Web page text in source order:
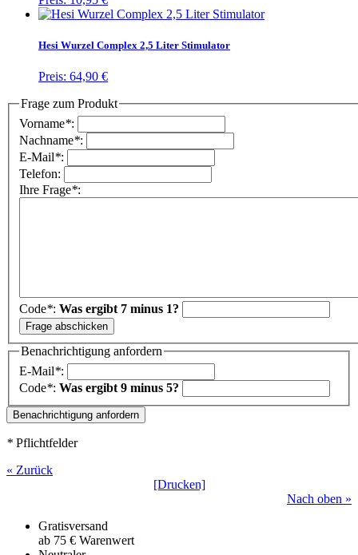
Hesi Wurzel Complex 2,5 Liter Stimulator
Preis: 64,90 €
Frage zum Produkt
Vorname*:
Nachname*:
E-Mail*:
Telefon:
Ihre Frage*:
Code*: Was ergibt 7 minus 1?
Benachrichtigung anfordern
E-Mail*:
Code*: Was ergibt 9 minus 5?
* Pflichtfelder
« Zurück
[Drucken]
Nach oben »
Gratisversand
ab 75 € Warenwert